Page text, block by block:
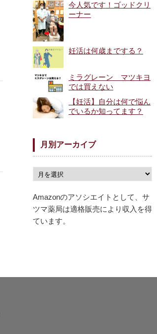
今人気です！ゴッドクリ
ーナー
妊活は何歳までする？
ミラグレーン マツキヨ
では買えない
【妊活】自分は何で悩ん
でいるか知ってます？
月別アーカイブ
Amazonのアソシエイトとして、サ
ツマ薬局は適格販売により収入を得
ています。